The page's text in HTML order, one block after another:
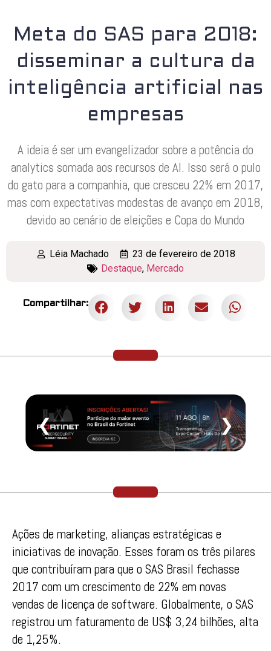
Meta do SAS para 2018:
disseminar a cultura da
inteligência artificial nas
empresas
A ideia é ser um evangelizador sobre a potência do
analytics somada aos recursos de AI. Isso será o pulo
do gato para a companhia, que cresceu 22% em 2017,
mas com expectativas modestas de avanço em 2018,
devido ao cenário de eleições e Copa do Mundo
Léia Machado
23 de fevereiro de 2018
Destaque, Mercado
Compartilhar:
❮ ❯
Ações de marketing, alianças estratégicas e
iniciativas de inovação. Esses foram os três pilares
que contribuíram para que o SAS Brasil fechasse
2017 com um crescimento de 22% em novas
vendas de licença de software. Globalmente, o SAS
registrou um faturamento de US$ 3,24 bilhões, alta
de 1,25%.